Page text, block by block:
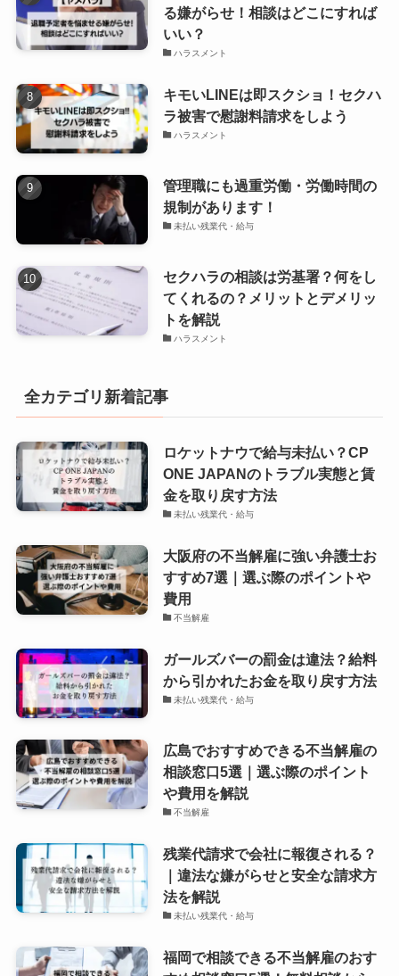
る嫌がらせ！相談はどこにすれば
いい？
ハラスメント
キモいLINEは即スクショ！セクハ
ラ被害で慰謝料請求をしよう
ハラスメント
管理職にも過重労働・労働時間の
規制があります！
未払い残業代・給与
セクハラの相談は労基署？何をし
てくれるの？メリットとデメリッ
トを解説
ハラスメント
全カテゴリ新着記事
ロケットナウで給与未払い？CP
ONE JAPANのトラブル実態と賃
金を取り戻す方法
未払い残業代・給与
大阪府の不当解雇に強い弁護士お
すすめ7選｜選ぶ際のポイントや
費用
不当解雇
ガールズバーの罰金は違法？給料
から引かれたお金を取り戻す方法
未払い残業代・給与
広島でおすすめできる不当解雇の
相談窓口5選｜選ぶ際のポイント
や費用を解説
不当解雇
残業代請求で会社に報復される？
｜違法な嫌がらせと安全な請求方
法を解説
未払い残業代・給与
福岡で相談できる不当解雇のおす